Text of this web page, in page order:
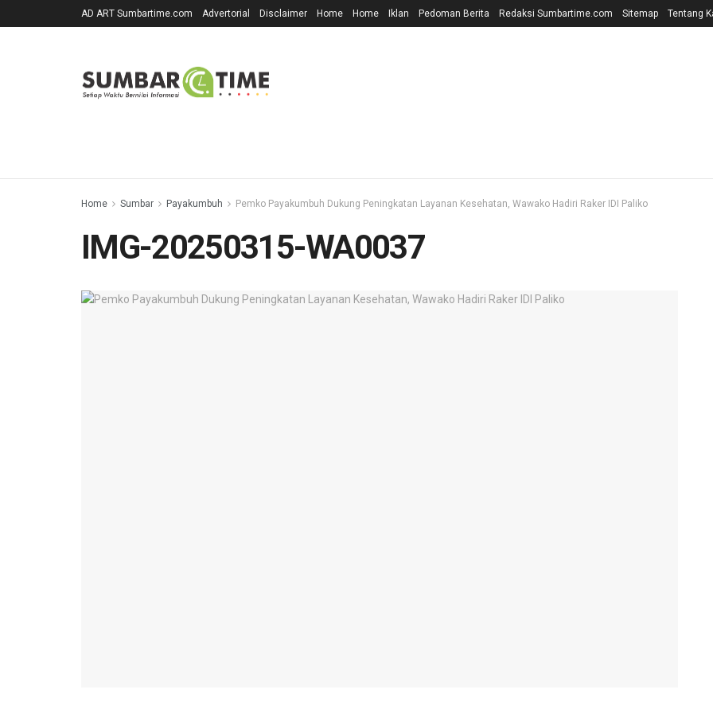
AD ART Sumbartime.com Advertorial Disclaimer Home Home Iklan Pedoman Berita Redaksi Sumbartime.com Sitemap Tentang
Home Sumbar Payakumbuh Pemko Payakumbuh Dukung Peningkatan Layanan Kesehatan, Wawako Hadiri Raker IDI Paliko
IMG-20250315-WA0037